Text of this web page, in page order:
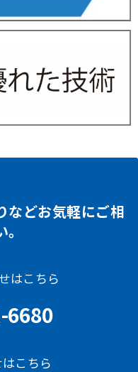
などお気軽にご相
はこちら
6680
こちら